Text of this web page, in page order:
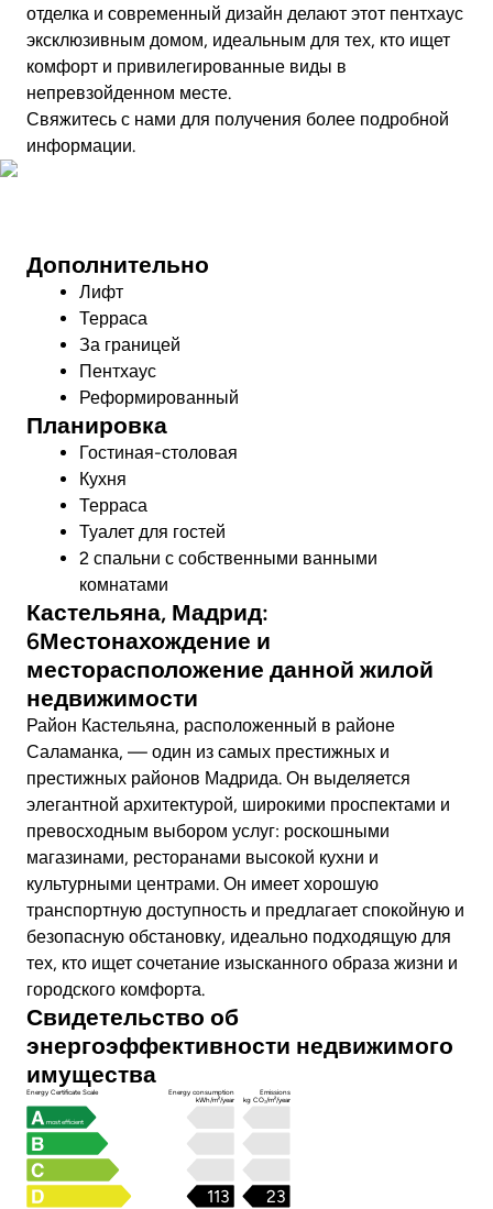
отделка и современный дизайн делают этот пентхаус
эксклюзивным домом, идеальным для тех, кто ищет
комфорт и привилегированные виды в
непревзойденном месте.
Свяжитесь с нами для получения более подробной
информации.
Дополнительно
Лифт
Терраса
За границей
Пентхаус
Реформированный
Планировка
Гостиная-столовая
Кухня
Терраса
Туалет для гостей
2 спальни с собственными ванными
комнатами
Кастельяна, Мадрид:
6Местонахождение и
месторасположение данной жилой
недвижимости
Район Кастельяна, расположенный в районе
Саламанка, — один из самых престижных и
престижных районов Мадрида. Он выделяется
элегантной архитектурой, широкими проспектами и
превосходным выбором услуг: роскошными
магазинами, ресторанами высокой кухни и
культурными центрами. Он имеет хорошую
транспортную доступность и предлагает спокойную и
безопасную обстановку, идеально подходящую для
тех, кто ищет сочетание изысканного образа жизни и
городского комфорта.
Свидетельство об
энергоэффективности недвижимого
имущества
Energy Certificate Scale
Energy consumption
kWh/m²/year
Emissions
kg CO₂/m²/year
most efficient
23
113